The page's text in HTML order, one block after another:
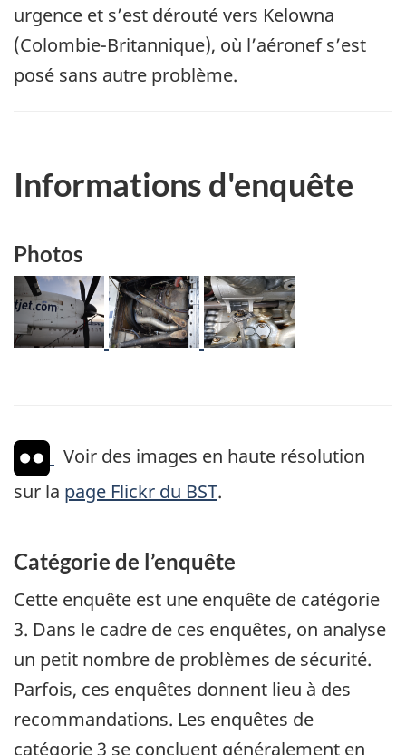
urgence et s’est dérouté vers Kelowna
(Colombie-Britannique), où l’aéronef s’est
posé sans autre problème.
Informations d'enquête
Photos
Image Image Image
Voir des images en haute résolution
sur la page Flickr du BST.
Catégorie de l’enquête
Cette enquête est une enquête de catégorie
3. Dans le cadre de ces enquêtes, on analyse
un petit nombre de problèmes de sécurité.
Parfois, ces enquêtes donnent lieu à des
recommandations. Les enquêtes de
catégorie 3 se concluent généralement en